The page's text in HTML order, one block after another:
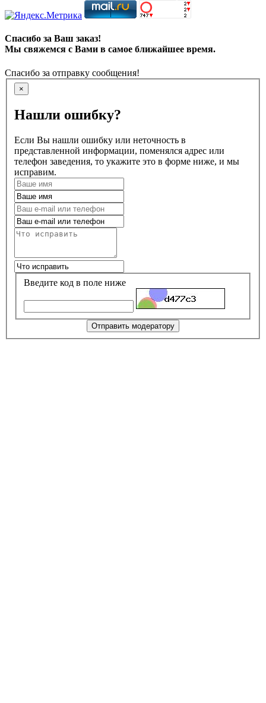
Спасибо за Ваш заказ!
Мы свяжемся с Вами в самое ближайшее время.
Спасибо за отправку сообщения!
×
Нашли ошибку?
Если Вы нашли ошибку или неточность в
представленной информации, поменялся адрес или
телефон заведения, то укажите это в форме ниже, и мы
исправим.
Введите код в поле ниже
Отправить модератору